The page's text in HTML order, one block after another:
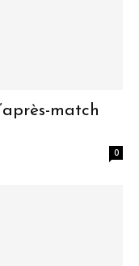
match
0